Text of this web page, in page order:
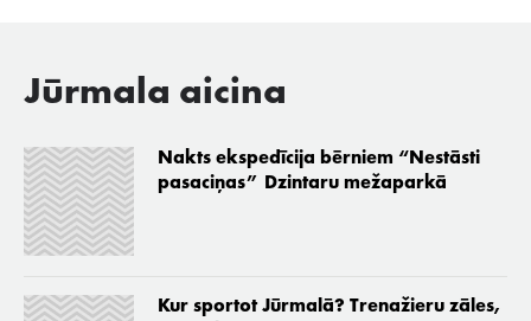
Jūrmala aicina
Nakts ekspedīcija bērniem “Nestāsti
pasaciņas” Dzintaru mežaparkā
Kur sportot Jūrmalā? Trenažieru zāles,